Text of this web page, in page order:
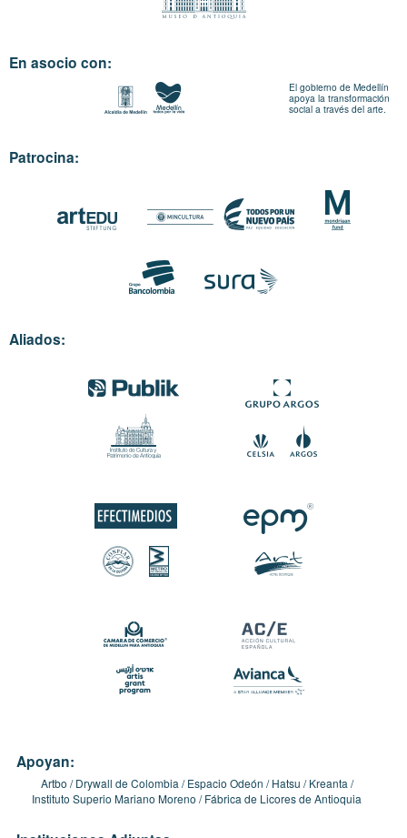
En asocio con:
El gobierno de Medellín
apoya la transformación
social a través del arte.
Patrocina:
Aliados:
Apoyan:
Artbo Drywall de Colombia Espacio Odeón Hatsu
Kreanta
Instituto Superio Mariano Moreno
Fábrica de Licores de Antioquia